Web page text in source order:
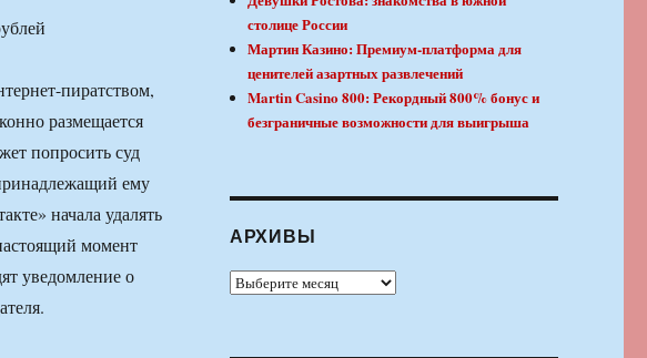
пиратством,
размещается
попросить суд
ему
начала удалять
момент
уведомление о
столице России
Мартин Казино: Премиум-платформа для
ценителей азартных развлечений
Martin Casino 800: Рекордный 800% бонус и
безграничные возможности для выигрыша
АРХИВЫ
Архивы